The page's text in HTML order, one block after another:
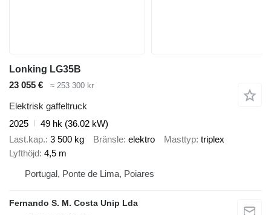
Lonking LG35B
23 055 €
≈ 253 300 kr
Elektrisk gaffeltruck
2025
49 hk (36.02 kW)
Last.kap. 3 500 kg Bränsle elektro Masttyp triplex
Lyfthöjd 4,5 m
Portugal, Ponte de Lima, Poiares
Fernando S. M. Costa Unip Lda